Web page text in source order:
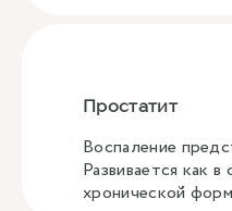
Простатит
Воспаление
Развивается как
хронической